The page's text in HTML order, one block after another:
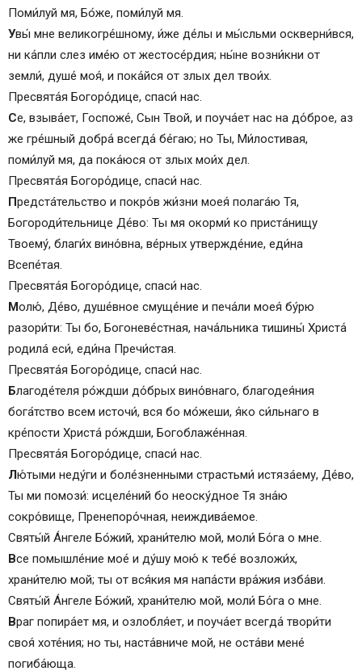
Поми́луй мя, Бо́же, поми́луй мя.
Увы́ мне великогре́шному, и́же де́лы и мы́сльми оскверни́вся,
ни ка́пли слез име́ю от жестосе́рдия; ны́не возни́кни от
земли́, душе́ моя́, и пока́йся от злых дел твои́х.
Пресвята́я Богоро́дице, спаси́ нас.
Се, взыва́ет, Госпоже́, Сын Твой, и поуча́ет нас на до́брое, аз
же гре́шный добра́ всегда́ бе́гаю; но Ты, Ми́лостивая,
поми́луй мя, да пока́юся от злых мои́х дел.
Пресвята́я Богоро́дице, спаси́ нас.
Предстáтельство и покро́в жи́зни моея́ полагáю Тя,
Богороди́тельнице Де́во: Ты мя окорми́ ко пристáнищу
Твоему́, благи́х вино́вна, ве́рных утвержде́ние, еди́на
Всепе́тая.
Пресвята́я Богоро́дице, спаси́ нас.
Молю́, Де́во, душе́вное смуще́ние и печа́ли моея́ бу́рю
разори́ти: Ты бо, Богоневе́стная, нача́льника тишины́ Христа́
родилá еси́, еди́на Пречи́стая.
Пресвята́я Богоро́дице, спаси́ нас.
Благоде́теля ро́ждши до́брых вино́внаго, благодея́ния
бога́тство всем источи́, вся бо мо́жеши, я́ко си́льнаго в
кре́пости Христа́ ро́ждши, Богоблаже́нная.
Пресвята́я Богоро́дице, спаси́ нас.
Лю́тыми неду́ги и боле́зненными страстьми́ истязáему, Де́во,
Ты ми помози́: исцеле́ний бо неоску́дное Тя зна́ю
сокро́вище, Пренепоро́чная, неиждивáемое.
Святы́й Áнгеле Бо́жий, храни́телю мой, моли́ Бо́га о мне.
Все помышле́ние мое́ и ду́шу мою́ к тебе́ возложи́х,
храни́телю мой; ты от вся́кия мя напа́сти вра́жия изба́ви.
Святы́й Áнгеле Бо́жий, храни́телю мой, моли́ Бо́га о мне.
Враг попира́ет мя, и озлобля́ет, и поуча́ет всегда́ твори́ти
своя́ хоте́ния; но ты, наста́вниче мой, не оста́ви мене́
погиба́юща.